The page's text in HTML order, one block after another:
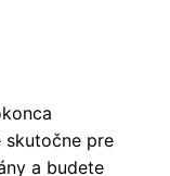
skutočne pre
a budete